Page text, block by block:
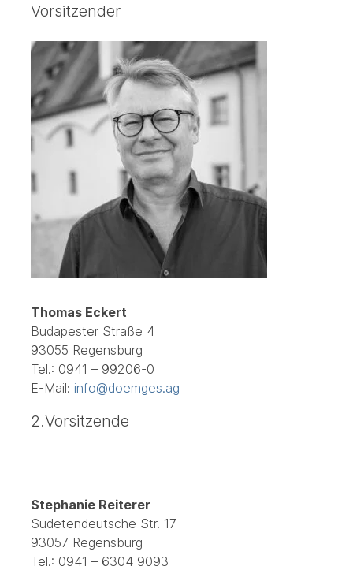
Vorsitzender
Thomas Eckert
Budapester Straße 4
93055 Regensburg
Tel.: 0941 – 99206-0
E-Mail: info@doemges.ag
2.Vorsitzende
Stephanie Reiterer
Sudetendeutsche Str. 17
93057 Regensburg
Tel.: 0941 – 6304 9093